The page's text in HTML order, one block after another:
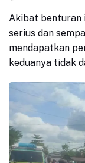
Akibat benturan
serius dan
mendapatkan
keduanya tidak